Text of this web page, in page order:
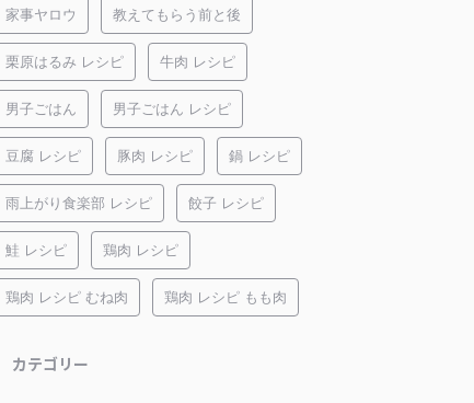
家事ヤロウ 教えてもらう前と後
栗原はるみ レシピ 牛肉 レシピ
男子ごはん 男子ごはん レシピ
豆腐 レシピ 豚肉 レシピ 鍋 レシピ
雨上がり食楽部 レシピ 餃子 レシピ
鮭 レシピ 鶏肉 レシピ
鶏肉 レシピ むね肉 鶏肉 レシピ もも肉
カテゴリー